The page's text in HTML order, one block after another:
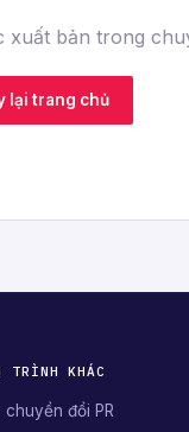
xuất bản trong
lại trang chủ
TRÌNH KHÁC
chuyển đổi PR